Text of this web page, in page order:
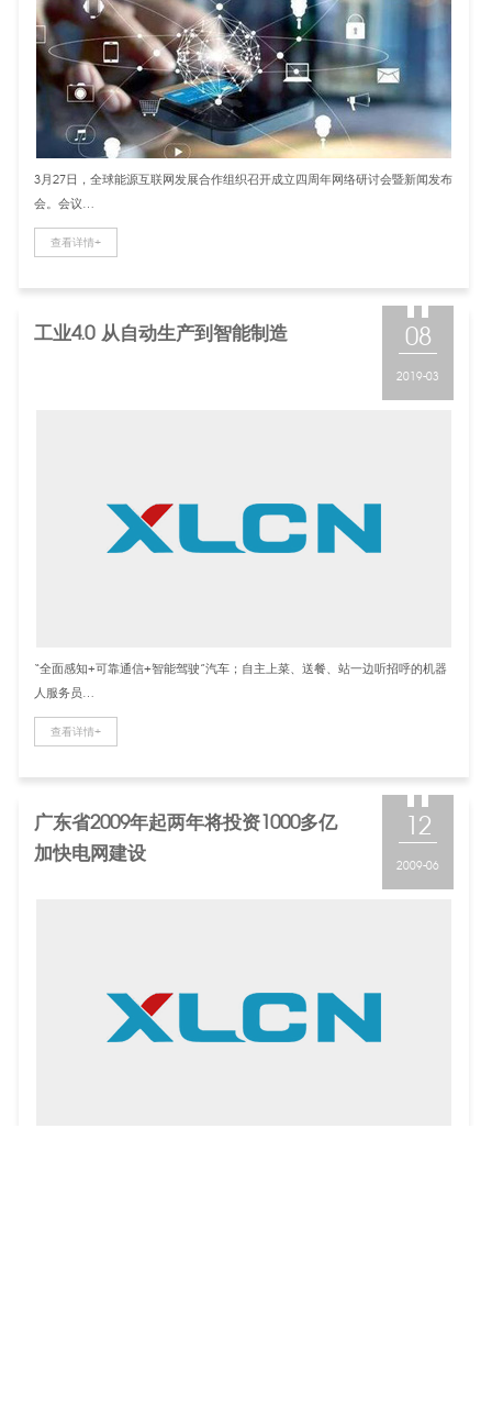
3月27日，全球能源互联网发展合作组织召开成立四周年网络研讨会暨新闻发布
会。会议…
查看详情+
工业4.0 从自动生产到智能制造 08
2019-03
“全面感知+可靠通信+智能驾驶”汽车；自主上菜、送餐、站一边听招呼的机器
人服务员…
查看详情+
广东省2009年起两年将投资1000多亿
加快电网建设
12
2009-06